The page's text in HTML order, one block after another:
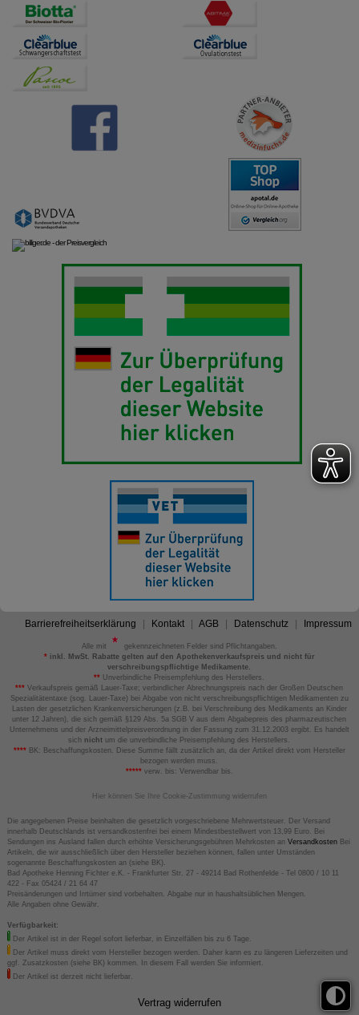
Barrierefreiheitserklärung Kontakt AGB Datenschutz Impressum
Alle mit
gekennzeichneten Felder sind Pflichtangaben.
*inkl. MwSt. Rabatte gelten auf den Apothekenverkaufspreis und nicht für
verschreibungspflichtige Medikamente.
** Unverbindliche Preisempfehlung des Herstellers.
*** Verkaufspreis gemäß Lauer-Taxe; verbindlicher Abrechnungspreis nach der Großen Deutschen
Spezialitätentaxe (sog. Lauer-Taxe) bei Abgabe von nicht verschreibungspflichtigen Medikamenten zu
Lasten der gesetzlichen Krankenversicherungen (z.B. bei Verschreibung des Medikaments an Kinder
unter 12 Jahren), die sich gemäß §129 Abs. 5a SGB V aus dem Abgabepreis des pharmazeutischen
Unternehmens und der Arzneimittelpreisverordnung in der Fassung zum 31.12.2003 ergibt. Es handelt
sich nicht um die unverbindliche Preisempfehlung des Herstellers.
****BK: Beschaffungskosten. Diese Summe fällt zusätzlich an, da der Artikel direkt vom Hersteller
bezogen werden muss.
*****verw. bis: Verwendbar bis.
Hier können Sie Ihre Cookie-Zustimmung widerrufen
Die angegebenen Preise beinhalten die gesetzlich vorgeschriebene Mehrwertsteuer. Der Versand
innerhalb Deutschlands ist versandkostenfrei bei einem Mindestbestellwert von 13,99 Euro. Bei
Sendungen ins Ausland fallen durch erhöhte Versicherungsgebühren Mehrkosten an VersandkostenBei
Artikeln, die wir ausschließlich über den Hersteller beziehen können, fallen unter Umständen
sogenannte Beschaffungskosten an (siehe BK).
Bad Apotheke Henning Fichter e.K. - Frankfurter Str. 27 - 49214 Bad Rothenfelde - Tel 0800 / 10 11
422 - Fax 05424 / 21 64 47
Preisänderungen und Irrtümer sind vorbehalten. Abgabe nur in haushaltsüblichen Mengen.
Alle Angaben ohne Gewähr.
Verfügbarkeit:
Der Artikel ist in der Regel sofort lieferbar, in Einzelfällen bis zu 6 Tage.
Der Artikel muss direkt vom Hersteller bezogen werden. Daher kann es zu längeren Lieferzeiten und
ggf. Zusatzkosten (siehe BK) kommen. In diesem Fall werden Sie informiert.
Der Artikel ist derzeit nicht lieferbar.
Vertrag widerrufen